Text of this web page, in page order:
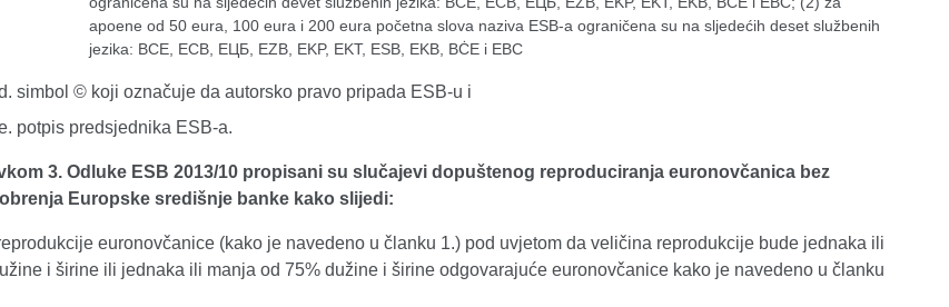
apoene od 50 eura, 100 eura i 200 eura početna slova naziva ESB-a ograničena su na sljedećih deset službenih
jezika: BCE, ECB, ЕЦБ, EZB, EKP, EKT, ESB, EKB, BĊE i EBC
simbol © koji označuje da autorsko pravo pripada ESB-u i
potpis predsjednika ESB-a.
3. Odluke ESB 2013/10 propisani su slučajevi dopuštenog reproduciranja euronovčanica bez
Europske središnje banke kako slijedi:
euronovčanice (kako je navedeno u članku 1.) pod uvjetom da veličina reprodukcije bude jednaka ili
i širine ili jednaka ili manja od 75% dužine i širine odgovarajuće euronovčanice kako je navedeno u članku